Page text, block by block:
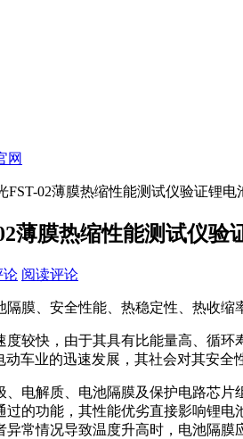
FST-02薄膜热缩性能测试仪验证锂电
薄膜热缩性能测试仪验
论 阅读评论
隔膜、安全性能、热稳定性、热收缩
度较快，由于其具有比能量高、循
车业的迅速发展，其社会对其安全
、电解质、电池隔膜及保护电路芯
过的功能，其性能优劣直接影响锂电
异常情况导致温度升高时，电池隔